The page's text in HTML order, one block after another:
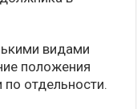
видами
положения
отдельности.